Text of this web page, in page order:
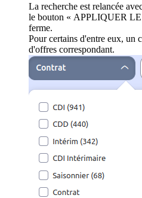
La recherche est relancée
le bouton « APPLIQUER
ferme.
Pour certains d'entre eux, un
d'offres correspondant.